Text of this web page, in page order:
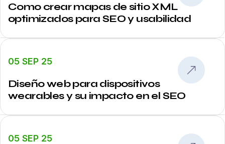
Como crear mapas de sitio XML
optimizados para SEO y usabilidad
05 SEP 25
Diseño web para dispositivos
wearables y su impacto en el SEO
05 SEP 25